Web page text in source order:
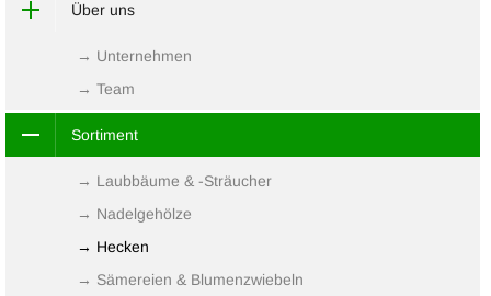
Über uns
→ Unternehmen
→ Team
Sortiment
→ Laubbäume & -Sträucher
→ Nadelgehölze
→ Hecken
→ Sämereien & Blumenzwiebeln